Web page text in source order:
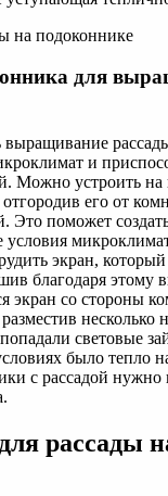
на подоконнике
для
выращивание
и
Можно устроить на
его от
Это поможет
условия
экран,
благодаря этому
экран со стороны
несколько
световые
было тепло
с рассадой нужно
рассады